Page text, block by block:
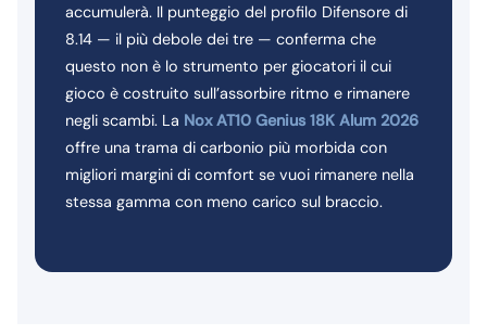
accumulerà. Il punteggio del profilo Difensore di
8.14 — il più debole dei tre — conferma che
questo non è lo strumento per giocatori il cui
gioco è costruito sull’assorbire ritmo e rimanere
negli scambi. La Nox AT10 Genius 18K Alum 2026
offre una trama di carbonio più morbida con
migliori margini di comfort se vuoi rimanere nella
stessa gamma con meno carico sul braccio.